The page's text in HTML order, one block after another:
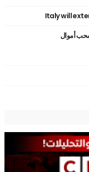
Italy will
أموال